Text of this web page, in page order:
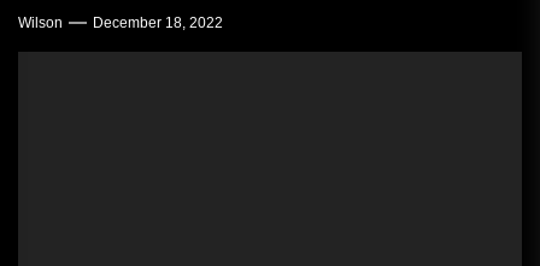
Wilson December 18, 2022